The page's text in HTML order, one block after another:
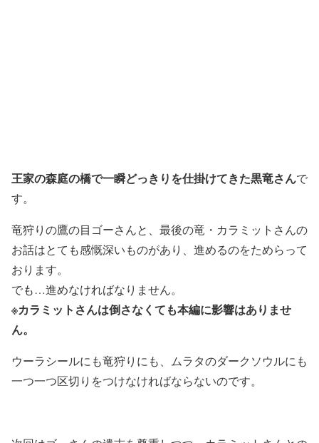
王家の森庭の橋で一瞬どっきりを仕掛けてきた黒竜さんで
す。
竜狩りの鷹の目ゴーさんと、最後の竜・カラミットさんの
お話はとても感慨深いものがあり、進めるのをためらって
おります。
でも…進めなければなりません。
※カラミットさんは倒さなくても本編に影響はありませ
ん。
ウーラシールにも竜狩りにも、ムラタのダークソウルにも
一つ一つ区切りをつけなければならないのです。